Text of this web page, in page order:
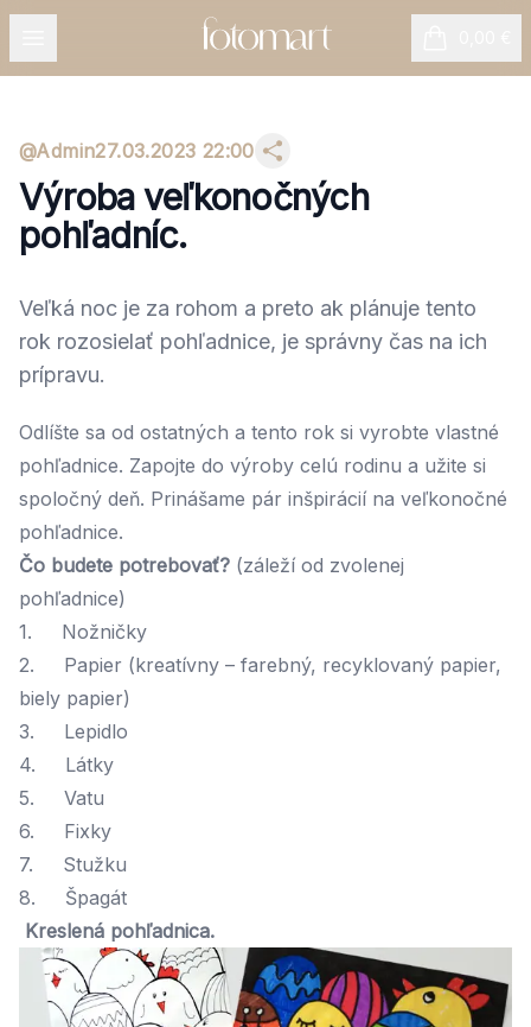
@Admin27.03.2023 22:00
Výroba veľkonočných
pohľadníc.
Veľká noc je za rohom a preto ak plánuje tento
rok rozosielať pohľadnice, je správny čas na ich
prípravu.
Odlíšte sa od ostatných a tento rok si vyrobte vlastné
pohľadnice. Zapojte do výroby celú rodinu a užite si
spoločný deň. Prinášame pár inšpirácií na veľkonočné
pohľadnice.
Čo budete potrebovať? (záleží od zvolenej
pohľadnice)
1. Nožničky
2. Papier (kreatívny – farebný, recyklovaný papier,
biely papier)
3. Lepidlo
4. Látky
5. Vatu
6. Fixky
7. Stužku
8. Špagát
Kreslená pohľadnica.